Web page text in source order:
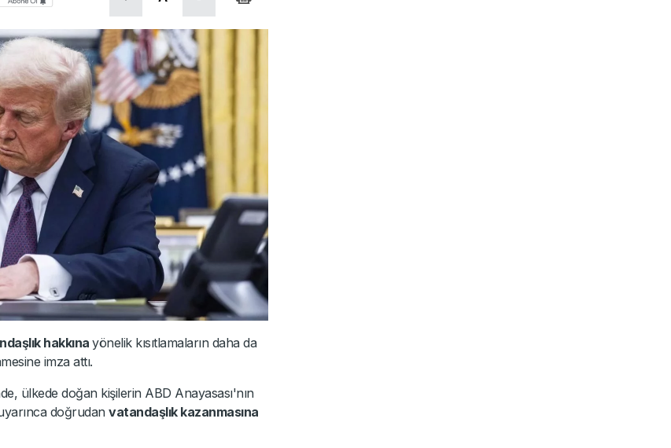
hakkına yönelik kısıtlamaların daha da
imza attı.
ülkede doğan kişilerin ABD Anayasası'nın
doğrudan vatandaşlık kazanmasına